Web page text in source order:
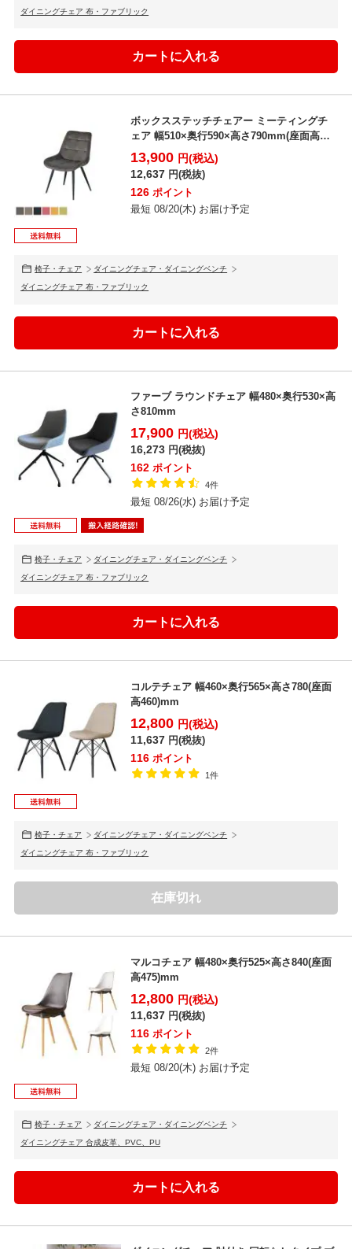
ダイニングチェア 布・ファブリック
ボックスステッチチェアー ミーティングチ
ェア 幅510×奥行590×高さ790mm(座面高さ
420m...
13,900 円(税込)
12,637 円(税抜)
126 ポイント
最短 08/20(木) お届け予定
椅子・チェア ダイニングチェア・ダイニングベンチ
ダイニングチェア 布・ファブリック
ファーブ ラウンドチェア 幅480×奥行530×高
さ810mm
17,900 円(税込)
16,273 円(税抜)
162 ポイント
4件
最短 08/26(水) お届け予定
椅子・チェア ダイニングチェア・ダイニングベンチ
ダイニングチェア 布・ファブリック
コルテチェア 幅460×奥行565×高さ780(座面
高460)mm
12,800 円(税込)
11,637 円(税抜)
116 ポイント
1件
椅子・チェア ダイニングチェア・ダイニングベンチ
ダイニングチェア 布・ファブリック
在庫切れ
マルコチェア 幅480×奥行525×高さ840(座面
高475)mm
12,800 円(税込)
11,637 円(税抜)
116 ポイント
2件
最短 08/20(木) お届け予定
椅子・チェア ダイニングチェア・ダイニングベンチ
ダイニングチェア 合成皮革、PVC、PU